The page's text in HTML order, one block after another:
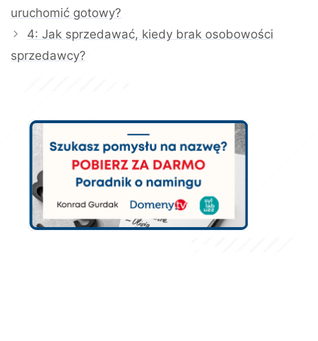
uruchomić gotowy?
4: Jak sprzedawać, kiedy brak osobowości
sprzedawcy?